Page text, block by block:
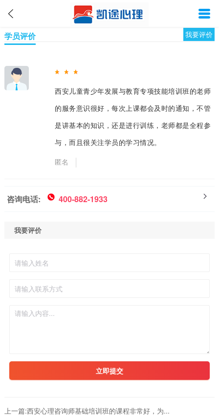
学员评价 我要评价
西安儿童青少年发展与教育专项技能培训班的老师
的服务意识很好，每次上课都会及时的通知，不管
是讲基本的知识，还是进行训练，老师都是全程参
与，而且很关注学员的学习情况。
匿名
咨询电话: 400-882-1933
我要评价
立即提交
上一篇:西安心理咨询师基础培训班的课程非常好，为...